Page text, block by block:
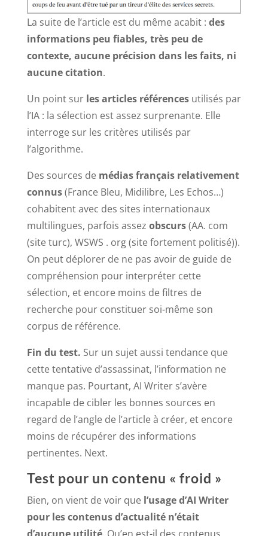
La suite de l’article est du même acabit : des
informations peu fiables, très peu de
contexte, aucune précision dans les faits, ni
aucune citation.
Un point sur les articles référencesutilisés par
l’IA : la sélection est assez surprenante. Elle
interroge sur les critères utilisés par
l’algorithme.
Des sources de médias français relativement
connus(France Bleu, Midilibre, Les Echos…)
cohabitent avec des sites internationaux
multilingues, parfois assez obscurs(AA. com
(site turc), WSWS . org (site fortement politisé)).
On peut déplorer de ne pas avoir de guide de
compréhension pour interpréter cette
sélection, et encore moins de filtres de
recherche pour constituer soi-même son
corpus de référence.
Fin du test. Sur un sujet aussi tendance que
cette tentative d’assassinat, l’information ne
manque pas. Pourtant, AI Writer s’avère
incapable de cibler les bonnes sources en
regard de l’angle de l’article à créer, et encore
moins de récupérer des informations
pertinentes. Next.
Test pour un contenu « froid »
Bien, on vient de voir que l’usage d’AI Writer
pour les contenus d’actualité n’était